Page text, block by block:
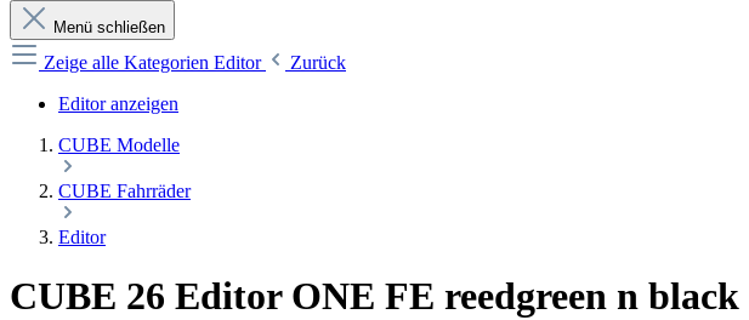
Menü schließen
Zeige alle Kategorien Editor
Zurück
Editor anzeigen
CUBE Modelle
CUBE Fahrräder
Editor
CUBE 26 Editor ONE FE reedgreen n black